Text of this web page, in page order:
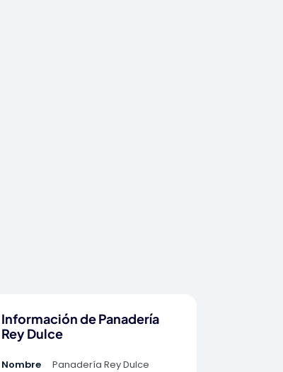
Información de Panadería
Rey Dulce
Nombre
Panadería Rey Dulce